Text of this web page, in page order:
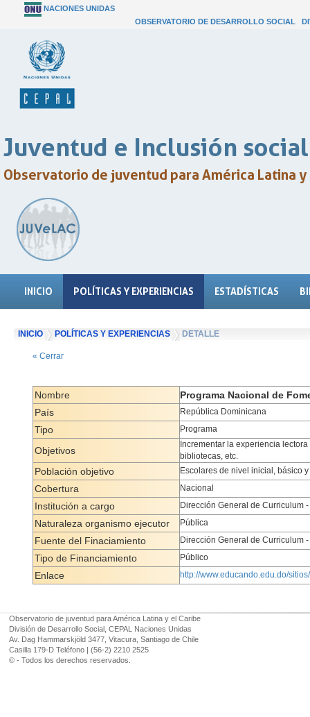
NACIONES UNIDAS
OBSERVATORIO DE DESARROLLO SOCIAL
Juventud e Inclusión social
Observatorio de juventud para América Latina
INICIO POLÍTICAS Y EXPERIENCIAS ESTADÍSTICAS
INICIO POLÍTICAS Y EXPERIENCIAS DETALLE
« Cerrar
Nombre
Programa Nacional de
País
República Dominicana
Tipo Programa
Objetivos
Incrementar la experiencia
bibliotecas, etc.
Población objetivo Escolares de nivel inicial, básico
Cobertura Nacional
Institución a cargo Dirección General de Curriculum
Naturaleza organismo ejecutor Pública
Fuente del Finaciamiento Dirección General de Curriculum
Tipo de Financiamiento Público
Enlace http://www.educando.edu.do/
Observatorio de juventud para América Latina y el Caribe
División de Desarrollo Social, CEPAL Naciones Unidas
Av. Dag Hammarskjöld 3477, Vitacura, Santiago de Chile
Casilla 179-D Teléfono | (56-2) 2210 2525
© - Todos los derechos reservados.